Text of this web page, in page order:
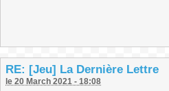
RE: [Jeu] La Dernière Lettre
le 20 March 2021 - 18:08